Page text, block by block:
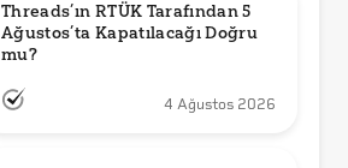
Threads’ın RTÜK Tarafından 5
Ağustos’ta Kapatılacağı Doğru
mu?
4 Ağustos 2026